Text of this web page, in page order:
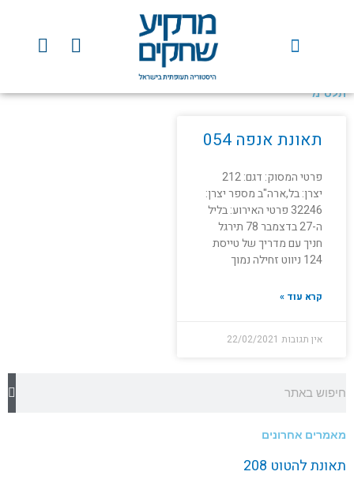
F
a
e
Y
o
t תלס"מ
תאונת אנפה 054
פרטי המסוק: דגם: 212
יצרן: בל,ארה"ב מספר יצרן:
32246 פרטי האירוע: בליל
ה-27 בדצמבר 78 תירגל
חניך עם מדריך של טייסת
124 ניווט זחילה נמוך
קרא עוד »
אין תגובות 22/02/2021
מאמרים אחרונים
תאונת להטוט 208